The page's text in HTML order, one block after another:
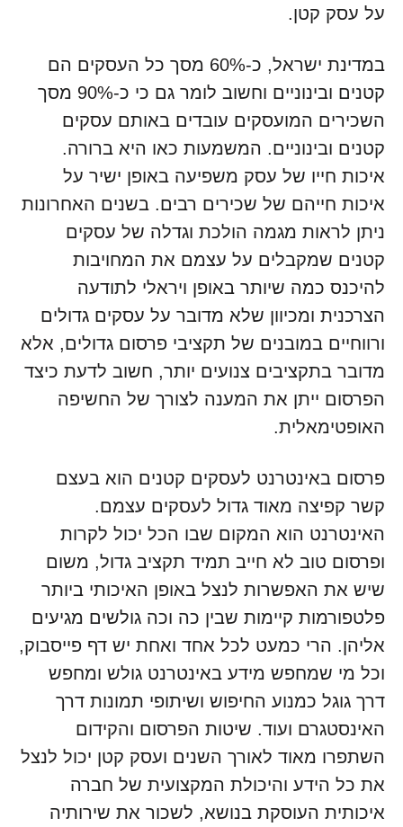
על עסק קטן.
במדינת ישראל, כ-60% מסך כל העסקים הם
קטנים ובינוניים וחשוב לומר גם כי כ-90% מסך
השכירים המועסקים עובדים באותם עסקים
קטנים ובינוניים. המשמעות כאו היא ברורה.
איכות חייו של עסק משפיעה באופן ישיר על
איכות חייהם של שכירים רבים. בשנים האחרונות
ניתן לראות מגמה הולכת וגדלה של עסקים
קטנים שמקבלים על עצמם את המחויבות
להיכנס כמה שיותר באופן ויראלי לתודעה
הצרכנית ומכיוון שלא מדובר על עסקים גדולים
ורווחיים במובנים של תקציבי פרסום גדולים, אלא
מדובר בתקציבים צנועים יותר, חשוב לדעת כיצד
הפרסום ייתן את המענה לצורך של החשיפה
האופטימאלית.
פרסום באינטרנט לעסקים קטנים הוא בעצם
קשר קפיצה מאוד גדול לעסקים עצמם.
האינטרנט הוא המקום שבו הכל יכול לקרות
ופרסום טוב לא חייב תמיד תקציב גדול, משום
שיש את האפשרות לנצל באופן האיכותי ביותר
פלטפורמות קיימות שבין כה וכה גולשים מגיעים
אליהן. הרי כמעט לכל אחד ואחת יש דף פייסבוק,
וכל מי שמחפש מידע באינטרנט גולש ומחפש
דרך גוגל כמנוע החיפוש ושיתופי תמונות דרך
האינסטגרם ועוד. שיטות הפרסום והקידום
השתפרו מאוד לאורך השנים ועסק קטן יכול לנצל
את כל הידע והיכולת המקצועית של חברה
איכותית העוסקת בנושא, לשכור את שירותיה